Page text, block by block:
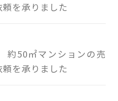
を承りました
50㎡マンションの売
を承りました